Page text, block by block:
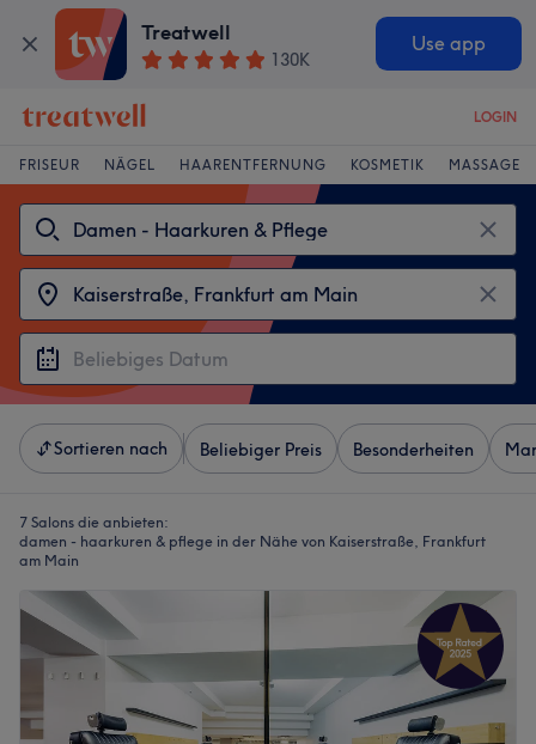
Treatwell
130K
Use app
LOGIN
FRISEUR NÄGEL HAARENTFERNUNG KOSMETIK MASSAGE
Sortieren nach Beliebiger Preis Besonderheiten
7 Salons die anbieten:
damen - haarkuren & pflege in der Nähe von Kaiserstraße, Frankfurt
am Main